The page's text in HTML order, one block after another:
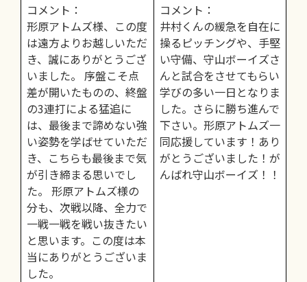
コメント：
形原アトムズ様、この度
は遠方よりお越しいただ
き、誠にありがとうござ
いました。 序盤こそ点
差が開いたものの、終盤
の3連打による猛追に
は、最後まで諦めない強
い姿勢を学ばせていただ
き、こちらも最後まで気
が引き締まる思いでし
た。 形原アトムズ様の
分も、次戦以降、全力で
一戦一戦を戦い抜きたい
と思います。この度は本
当にありがとうございま
した。
コメント：
井村くんの緩急を自在に
操るピッチングや、手堅
い守備、守山ボーイズさ
んと試合をさせてもらい
学びの多い一日となりま
した。さらに勝ち進んで
下さい。形原アトムズ一
同応援しています！あり
がとうございました！が
んばれ守山ボーイズ！！